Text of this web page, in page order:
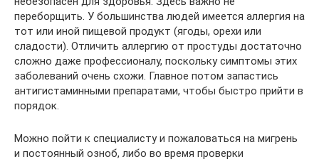
переборщить. У большинства людей имеется аллергия на
тот или иной пищевой продукт (ягоды, орехи или
сладости). Отличить аллергию от простуды достаточно
сложно даже профессионалу, поскольку симптомы этих
заболеваний очень схожи. Главное потом запастись
антигистаминными препаратами, чтобы быстро прийти в
порядок.
Можно пойти к специалисту и пожаловаться на мигрень
и постоянный озноб, либо во время проверки